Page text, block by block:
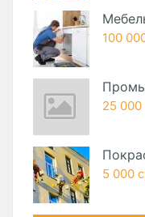
100
25 000
5 000